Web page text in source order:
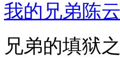
我的兄弟陈
兄弟的填狱